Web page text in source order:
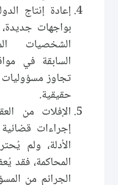
إعادة إنتاج
بواجهات
الشخصيات
السابقة في
تجاوز
حقيقية.
الإفلات من
إجراءات
الأدلة، ولم
المحاكمة، فقد
الجرائم من